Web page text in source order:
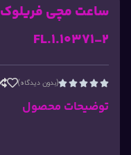
ساعت مچی فریلوک
FL.1.10371-2




(بدون دیدگاه)
توضیحات محصول